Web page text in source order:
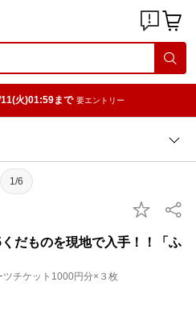
火)01:59まで 要エントリー
1/6
だものを現地で入手！！「ふ
チケット1000円分×３枚